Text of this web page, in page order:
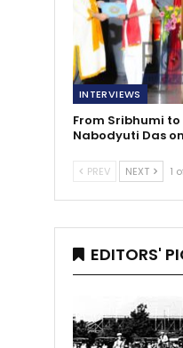
INTERVIEWS
From Sribhumi to
Nabodyuti Das
PREV NEXT 1
EDITORS'